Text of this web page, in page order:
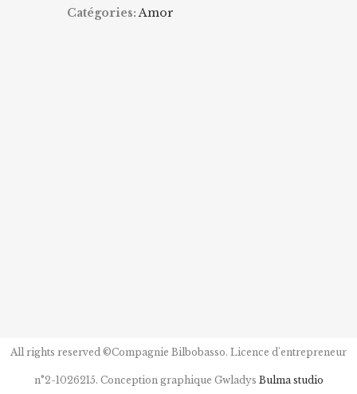
Catégories: Amor
All rights reserved ©Compagnie Bilbobasso. Licence d'entrepreneur
n°2-1026215. Conception graphique Gwladys Bulma studio